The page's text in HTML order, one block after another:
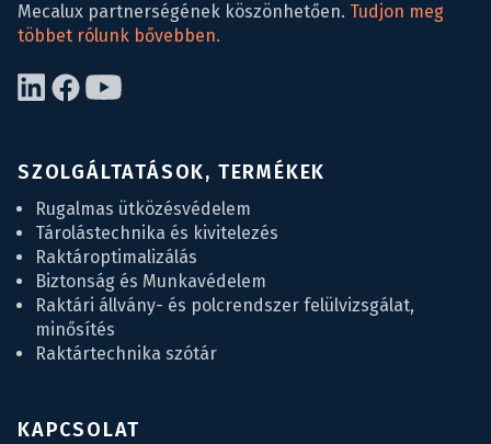
Mecalux partnerségének köszönhetően. Tudjon meg
többet rólunk bővebben.
SZOLGÁLTATÁSOK, TERMÉKEK
Rugalmas ütközésvédelem
Tárolástechnika és kivitelezés
Raktároptimalizálás
Biztonság és Munkavédelem
Raktári állvány- és polcrendszer felülvizsgálat,
minősítés
Raktártechnika szótár
KAPCSOLAT